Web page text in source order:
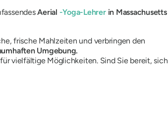
Aerial -Yoga-Lehrerin Massachusetts
frische Mahlzeiten und verbringen den
Umgebung.
vielfältige Möglichkeiten. Sind Sie bereit, sich